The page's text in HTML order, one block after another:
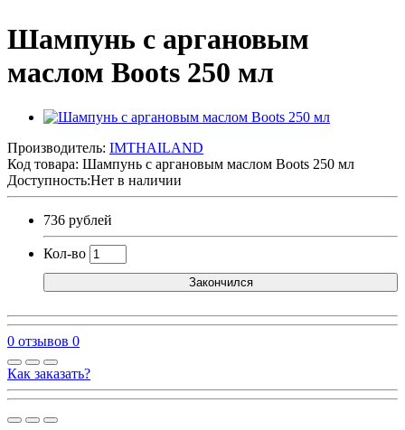
Шампунь с аргановым
маслом Boots 250 мл
Производитель: IMTHAILAND
Код товара: Шампунь с аргановым маслом Boots 250 мл
Доступность:Нет в наличии
736 рублей
Кол-во
Закончился
0 отзывов 0
Как заказать?